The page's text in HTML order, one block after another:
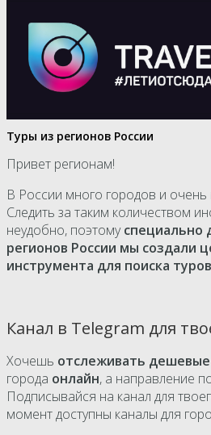
Туры из регионов России
Привет регионам!
В России много городов и очень
Следить за таким количеством
неудобно, поэтомуспециально
регионов России мы создали
инструмента для поиска
Канал в Telegram для
Хочешь отслеживать
города онлайн, а направление
Подписывайся на канал для
момент доступны каналы для